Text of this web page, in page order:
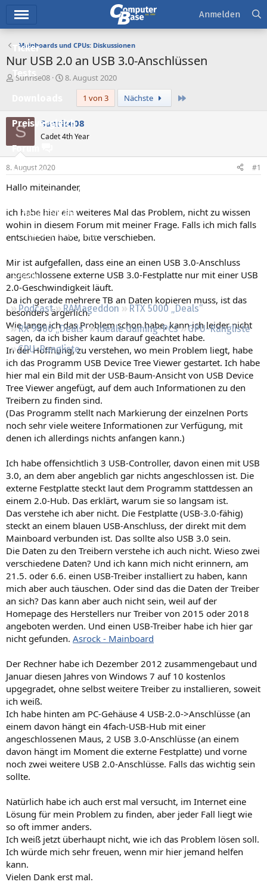
Ticker
Tests
Preisvergleich
Forum
Aktuelles
Empfohlene Inhalte
Neue Beiträge
Neueste Aktivitäten
Regeln
Podcast RAMageddon
RTX 5000 „Deals“
RX 9000 „Deals“
Ideale Gaming-PCs
GPU-Rangliste
CPU-Rangliste
Anmelden
Mainboards und CPUs: Diskussionen
Nur USB 2.0 an USB 3.0-Anschlüssen
E
e
l
e
r
Sunrise08
E
e
l
m
8. August 2020
1 von 3
Nächste
S Sunrise08
Cadet 4th Year
8. August 2020 #1
Hallo miteinander,
ich habe hier ein weiteres Mal das Problem, nicht zu wissen
wohin in diesem Forum mit meiner Frage. Falls ich mich falls
entschieden habe, bitte verschieben.
Mir ist aufgefallen, dass eine an einen USB 3.0-Anschluss
angeschlossene externe USB 3.0-Festplatte nur mit einer USB
2.0-Geschwindigkeit läuft.
Da ich gerade mehrere TB an Daten kopieren muss, ist das
besonders ärgerlich.
Wie lange ich das Problem schon habe, kann ich leider nicht
sagen, da ich bisher kaum darauf geachtet habe.
In der Hoffnung, zu verstehen, wo mein Problem liegt, habe
ich das Programm USB Device Tree Viewer gestartet. Ich habe
hier mal ein Bild mit der USB-Baum-Ansicht von USB Device
Tree Viewer angefügt, auf dem auch Informationen zu den
Treibern zu finden sind.
(Das Programm stellt nach Markierung der einzelnen Ports
noch sehr viele weitere Informationen zur Verfügung, mit
denen ich allerdings nichts anfangen kann.)
Ich habe offensichtlich 3 USB-Controller, davon einen mit USB
3.0, an dem aber angeblich gar nichts angeschlossen ist. Die
externe Festplatte steckt laut dem Programm stattdessen an
einem 2.0-Hub. Das erklärt, warum sie so langsam ist.
Das verstehe ich aber nicht. Die Festplatte (USB-3.0-fähig)
steckt an einem blauen USB-Anschluss, der direkt mit dem
Mainboard verbunden ist. Das sollte also USB 3.0 sein.
Die Daten zu den Treibern verstehe ich auch nicht. Wieso zwei
verschiedene Daten? Und ich kann mich nicht erinnern, am
21.5. oder 6.6. einen USB-Treiber installiert zu haben, kann
mich aber auch täuschen. Oder sind das die Daten der Treiber
an sich? Das kann aber auch nicht sein, weil auf der
Homepage des Herstellers nur Treiber von 2015 oder 2018
angeboten werden. Und einen USB-Treiber habe ich hier gar
nicht gefunden. Asrock - Mainboard
Der Rechner habe ich Dezember 2012 zusammengebaut und
Januar diesen Jahres von Windows 7 auf 10 kostenlos
upgegradet, ohne selbst weitere Treiber zu installieren, soweit
ich weiß.
Ich habe hinten am PC-Gehäuse 4 USB-2.0->Anschlüsse (an
einem davon hängt ein 4fach-USB-Hub mit einer
angeschlossenen Maus, 2 USB 3.0-Anschlüsse (an einem
davon hängt im Moment die externe Festplatte) und vorne
noch zwei weitere USB 2.0-Anschlüsse. Falls das wichtig sein
sollte.
Natürlich habe ich auch erst mal versucht, im Internet eine
Lösung für mein Problem zu finden, aber jeder Fall liegt wie
so oft immer anders.
Ich weiß jetzt überhaupt nicht, wie ich das Problem lösen soll.
Ich würde mich sehr freuen, wenn mir hier jemand helfen
kann.
Vielen Dank erst mal.